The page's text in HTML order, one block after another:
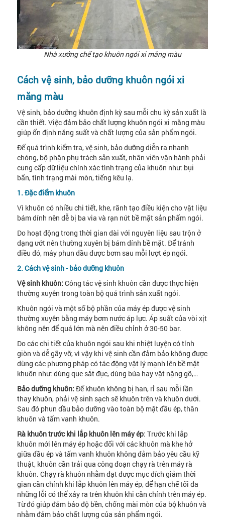
Nhà xưởng chế tạo khuôn ngói xi măng màu
Cách vệ sinh, bảo dưỡng khuôn ngói xi
măng màu
Vệ sinh, bảo dưỡng khuôn định kỳ sau mỗi chu kỳ sản xuất là
cần thiết. Việc đảm bảo chất lượng khuôn ngói xi măng màu
giúp ổn định năng suất và chất lượng của sản phẩm ngói.
Để quá trình kiểm tra, vệ sinh, bảo dưỡng diễn ra nhanh
chóng, bộ phận phụ trách sản xuất, nhân viên vận hành phải
cung cấp dữ liệu chính xác tình trạng của khuôn như: bụi
bẩn, tình trạng mài mòn, tiếng kêu lạ.
1. Đặc điểm khuôn
Vì khuôn có nhiều chi tiết, khe, rãnh tạo điều kiện cho vật liệu
bám dính nên dễ bị ba via và rạn nứt bề mặt sản phẩm ngói.
Do hoạt động trong thời gian dài với nguyên liệu sau trộn ở
dạng ướt nên thường xuyên bị bám dính bề mặt. Để tránh
điều đó, máy phun dầu được bơm sau mỗi lượt ép ngói.
2. Cách vệ sinh - bảo dưỡng khuôn
Vệ sinh khuôn: Công tác vệ sinh khuôn cần được thực hiện
thường xuyên trong toàn bộ quá trình sản xuất ngói.
Khuôn ngói và một số bộ phần của máy ép được vệ sinh
thường xuyên bằng máy bơm nước áp lực. Áp suất của vòi xịt
không nên để quá lớn mà nên điều chỉnh ở 30-50 bar.
Do các chi tiết của khuôn ngói sau khi nhiệt luyện có tính
giòn và dễ gãy vỡ, vì vậy khi vệ sinh cần đảm bảo không được
dùng các phương pháp có tác động vật lý mạnh lên bề mặt
khuôn như: dùng que sắt đục, dùng búa hay vật nặng gõ,…
Bảo dưỡng khuôn: Để khuôn không bị han, rỉ sau mỗi lần
thay khuôn, phải vệ sinh sạch sẽ khuôn trên và khuôn dưới.
Sau đó phun dầu bảo dưỡng vào toàn bộ mặt đầu ép, thân
khuôn và tấm vanh khuôn.
Rà khuôn trước khi lắp khuôn lên máy ép: Trước khi lắp
khuôn mới lên máy ép hoặc đối với các khuôn mà khe hở
giữa đầu ép và tấm vanh khuôn không đảm bảo yêu cầu kỹ
thuật, khuôn cần trải qua công đoạn chạy rà trên máy rà
khuôn. Chạy rà khuôn nhằm đạt được mục đích giảm thời
gian căn chỉnh khi lắp khuôn lên máy ép, để hạn chế tối đa
những lỗi có thể xảy ra trên khuôn khi căn chỉnh trên máy ép.
Từ đó giúp đảm bảo độ bền, chống mài mòn của bộ khuôn và
nhằm đảm bảo chất lượng của sản phẩm ngói.